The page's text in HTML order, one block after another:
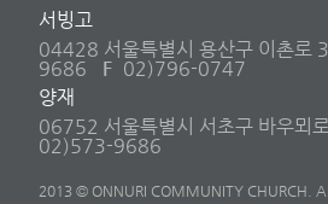
서빙고
04428 서울특별시 용산구 이촌로
9686
F 02)796-0747
양재
06752 서울특별시 서초구 바우뫼
02)573-9686
2013 © ONNURI COMMUNITY CHURCH.